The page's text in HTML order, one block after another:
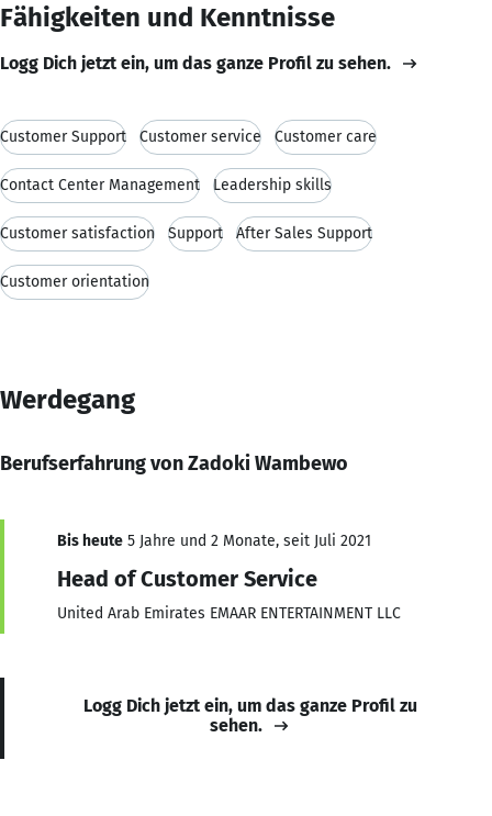
Fähigkeiten und Kenntnisse
Logg Dich jetzt ein, um das ganze Profil zu sehen.
Customer Support Customer service Customer care
Contact Center Management Leadership skills
Customer satisfaction Support After Sales Support
Customer orientation
Werdegang
Berufserfahrung von Zadoki Wambewo
Bis heute 5 Jahre und 2 Monate, seit Juli 2021
Head of Customer Service
United Arab Emirates EMAAR ENTERTAINMENT LLC
Logg Dich jetzt ein, um das ganze Profil zu
sehen.